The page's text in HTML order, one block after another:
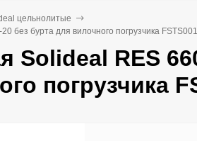
цельнолитые
без бурта для вилочного погрузчика
Solideal RES
погрузчика